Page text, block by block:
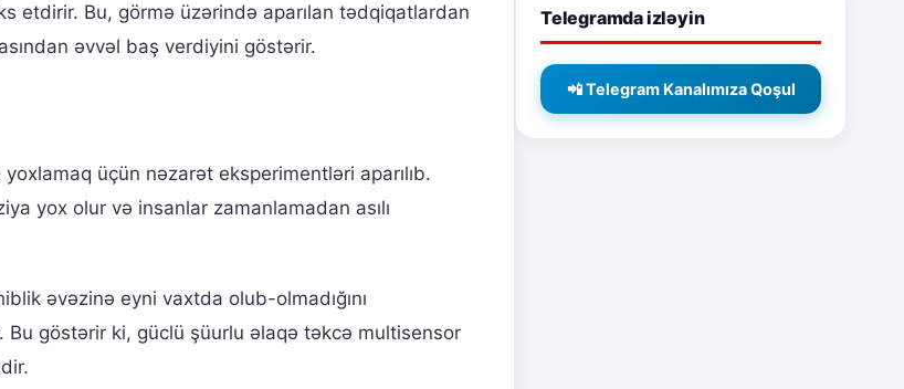
etdirir. Bu, görmə üzərində aparılan tədqiqatlardan
əvvəl baş verdiyini göstərir.
üçün nəzarət eksperimentləri aparılıb.
yox olur və insanlar zamanlamadan asılı
əvəzinə eyni vaxtda olub-olmadığını
Bu göstərir ki, güclü şüurlu əlaqə təkcə multisensor
Telegramda izləyin
📲 Telegram Kanalımıza Qoşul